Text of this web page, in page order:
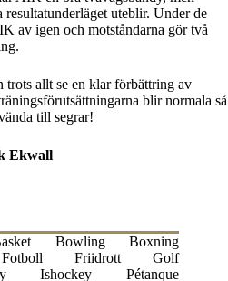
uteblir. Under de
av igen och motståndarna gör två
trots allt se en klar förbättring av
blir normala så
till segrar!
Ekwall
Bowling
Boxning
Fotboll Friidrott
Golf
Ishockey Pétanque